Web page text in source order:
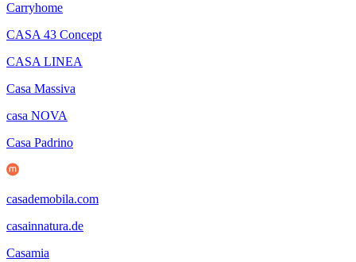
Carryhome
CASA 43 Concept
CASA LINEA
Casa Massiva
casa NOVA
Casa Padrino
casademobila.com
casainnatura.de
Casamia